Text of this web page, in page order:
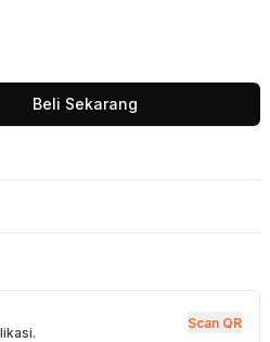
Beli Sekarang
Scan QR